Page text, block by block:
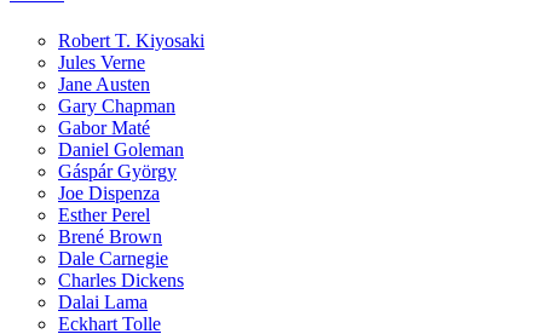
Robert T. Kiyosaki
Jules Verne
Jane Austen
Gary Chapman
Gabor Maté
Daniel Goleman
Gáspár György
Joe Dispenza
Esther Perel
Brené Brown
Dale Carnegie
Charles Dickens
Dalai Lama
Eckhart Tolle